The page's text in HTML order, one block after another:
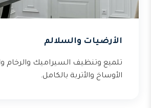
الأرضيات والسلالم
تلميع وتنظيف السيراميك والرخام
الأوساخ والأتربة بالكامل.